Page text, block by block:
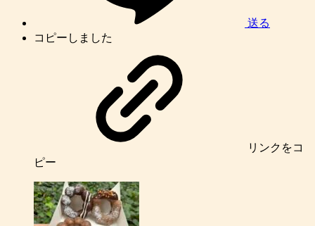
送る
コピーしました
リンク をコ
ピー